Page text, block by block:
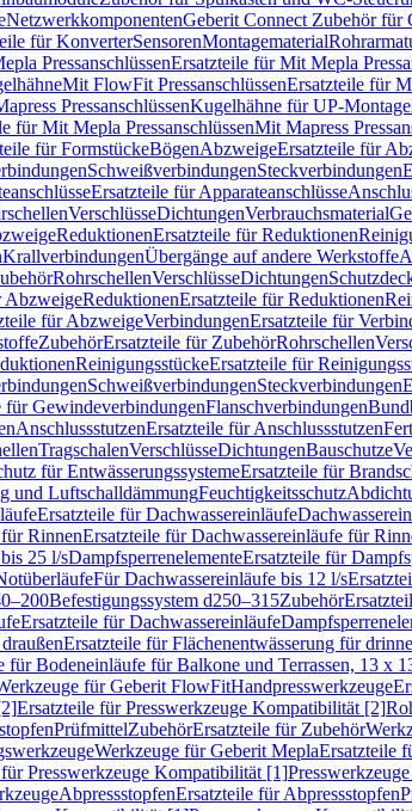
NetzwerkkomponentenGeberit Connect Zubehör für
für KonverterSensorenMontagematerial
PressanschlüssenErsatzteile für Mit Mepla
Mit FlowFit PressanschlüssenErsatzteile für
PressanschlüssenKugelhähne für UP-Montage
für Mit Mepla PressanschlüssenMit Mapress
für FormstückeBögenAbzweigeErsatzteile für
SchweißverbindungenSteckverbindungen
Ersatzteile für Apparateanschlüsse
VerschlüsseDichtungenVerbrauchsmaterial
ReduktionenErsatzteile für Reduktionen
KrallverbindungenÜbergänge auf andere Werkstoffe
RohrschellenVerschlüsseDichtungen
AbzweigeReduktionenErsatzteile für Reduktionen
für AbzweigeVerbindungenErsatzteile für
ZubehörErsatzteile für ZubehörRohrschellen
ReinigungsstückeErsatzteile für
SchweißverbindungenSteckverbindungen
für GewindeverbindungenFlanschverbindungen
AnschlussstutzenErsatzteile für Anschlussstutzen
TragschalenVerschlüsseDichtungenBauschutze
für EntwässerungssystemeErsatzteile für
und LuftschalldämmungFeuchtigkeitsschutz
Ersatzteile für Dachwassereinläufe
RinnenErsatzteile für Dachwassereinläufe für
25 l/sDampfsperrenelementeErsatzteile für
Für Dachwassereinläufe bis 12 l/s
Befestigungssystem d250–315Zubehör
Ersatzteile für Dachwassereinläufe
Ersatzteile für Flächenentwässerung für
für Bodeneinläufe für Balkone und Terrassen, 13 x
für Geberit FlowFitHandpresswerkzeuge
Ersatzteile für Presswerkzeuge Kompatibilität [2]
PrüfmittelZubehörErsatzteile für Zubehör
Werkzeuge für Geberit MeplaErsatzteile
Presswerkzeuge Kompatibilität [1]
AbpressstopfenErsatzteile für Abpressstopfen